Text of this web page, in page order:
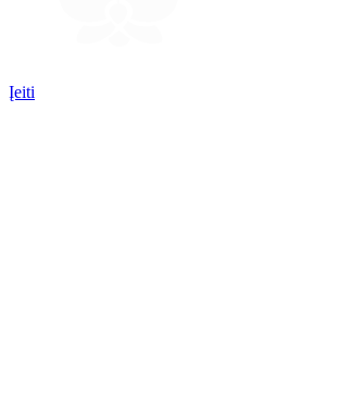
Įeiti